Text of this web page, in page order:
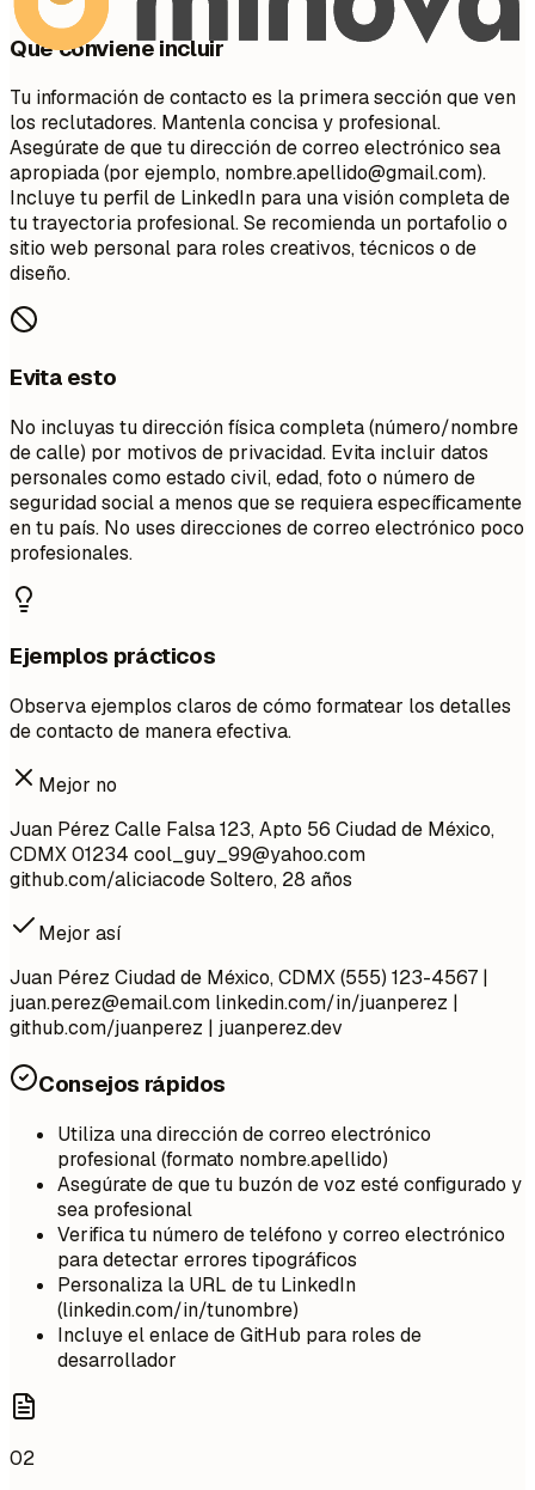
Qué conviene incluir
Tu información de contacto es la primera sección que ven
los reclutadores. Mantenla concisa y profesional.
Asegúrate de que tu dirección de correo electrónico sea
apropiada (por ejemplo, nombre.apellido@gmail.com).
Incluye tu perfil de LinkedIn para una visión completa de
tu trayectoria profesional. Se recomienda un portafolio o
sitio web personal para roles creativos, técnicos o de
diseño.
Evita esto
No incluyas tu dirección física completa (número/nombre
de calle) por motivos de privacidad. Evita incluir datos
personales como estado civil, edad, foto o número de
seguridad social a menos que se requiera específicamente
en tu país. No uses direcciones de correo electrónico poco
profesionales.
Ejemplos prácticos
Observa ejemplos claros de cómo formatear los detalles
de contacto de manera efectiva.
Mejor no
Juan Pérez Calle Falsa 123, Apto 56 Ciudad de México,
CDMX 01234 cool_guy_99@yahoo.com
github.com/aliciacode Soltero, 28 años
Mejor así
Juan Pérez Ciudad de México, CDMX (555) 123-4567 |
juan.perez@email.com linkedin.com/in/juanperez |
github.com/juanperez | juanperez.dev
Consejos rápidos
Utiliza una dirección de correo electrónico
profesional (formato nombre.apellido)
Asegúrate de que tu buzón de voz esté configurado y
sea profesional
Verifica tu número de teléfono y correo electrónico
para detectar errores tipográficos
Personaliza la URL de tu LinkedIn
(linkedin.com/in/tunombre)
Incluye el enlace de GitHub para roles de
desarrollador
02